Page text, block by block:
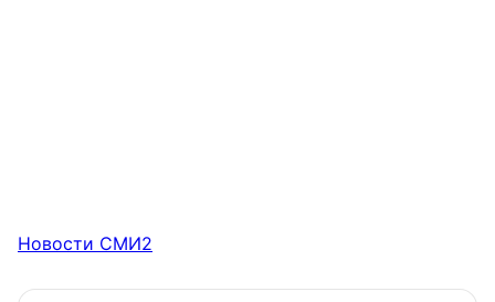
Новости СМИ2